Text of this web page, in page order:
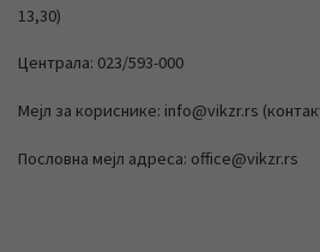
13,30)
Централа: 023/593-000
Мејл за кориснике: info@vikzr.rs
Пословна мејл адреса: office@vikzr.rs